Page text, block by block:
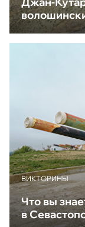
ВИКТОРИНЫ
Что вы
в